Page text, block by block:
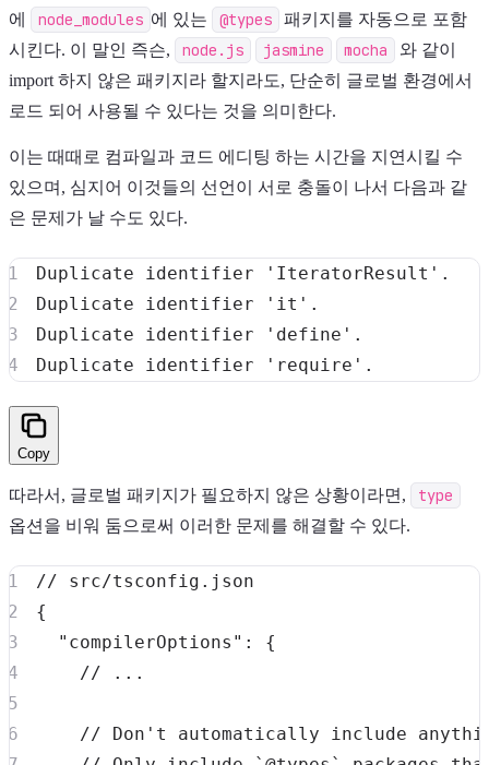
에
node_modules 에 있는 @types
패키지를 자동으로 포함
시킨다. 이 말인 즉슨,
node.js jasmine mocha
와 같이
import 하지 않은 패키지라 할지라도, 단순히 글로벌 환경에서
로드 되어 사용될 수 있다는 것을 의미한다.
이는 때때로 컴파일과 코드 에디팅 하는 시간을 지연시킬 수
있으며, 심지어 이것들의 선언이 서로 충돌이 나서 다음과 같
은 문제가 날 수도 있다.
Duplicate identifier 'IteratorResult' .
Duplicate identifier
'it' .
Duplicate identifier
'define' .
Duplicate identifier
'require' .
Copy
따라서, 글로벌 패키지가 필요하지 않은 상황이라면, type
옵션을 비워 둠으로써 이러한 문제를 해결할 수 있다.
// src/tsconfig.json
{
"compilerOptions" :
{
// ...
// Don't automatically include